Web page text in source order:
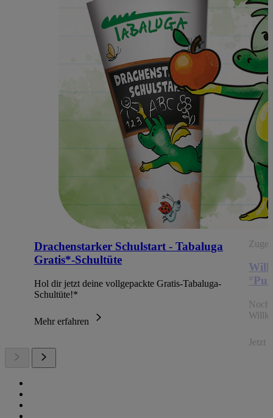
Drachenstarker Schulstart - Tabaluga
Gratis*-Schultüte
Hol dir jetzt deine vollgepackte Gratis-Tabaluga-
Schultüte!*
Mehr erfahren
Noch
Jetzt